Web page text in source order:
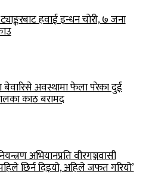
हवाई इन्धन चोरी, ७ जना
बेवारिसे अवस्थामा फेला परेका दुई
काठ बरामद
अभियानप्रति वीरगञ्जवासी
छिर्न दिइयो, अहिले जफत गरियो’